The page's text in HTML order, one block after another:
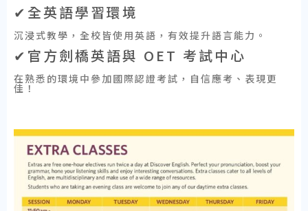
✔全英語學習環境
沉浸式教學，全校皆使用英語，有效提升語言能力。
✔官方劍橋英語與 OET 考試中心
在熟悉的環境中參加國際認證考試，自信應考、表現更
佳！